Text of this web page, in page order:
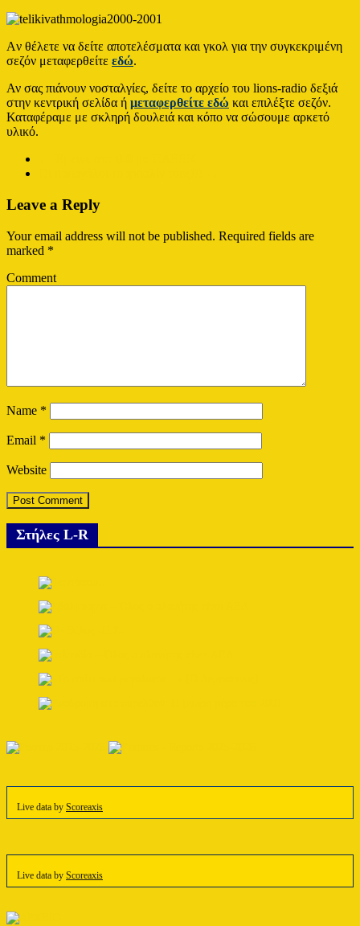
Aν θέλετε να δείτε αποτελέσματα και γκολ για την συγκεκριμένη
σεζόν μεταφερθείτε εδώ.
Αν σας πιάνουν νοσταλγίες, δείτε το αρχείο του lions-radio δεξιά
στην κεντρική σελίδα ή μεταφερθείτε εδώ και επιλέξτε σεζόν.
Καταφέραμε με σκληρή δουλειά και κόπο να σώσουμε αρκετό
υλικό.
Leave a Reply
Your email address will not be published. Required fields are
marked *
Comment
Name *
Email *
Website
Στήλες L-R
Live data by Scoreaxis
Live data by Scoreaxis